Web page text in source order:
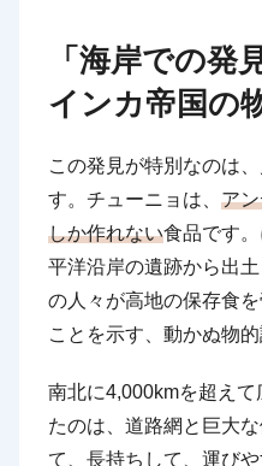
「海岸での発
インカ帝国の
この発見が特別なのは
す。チューニョは、 ア
しか作れない食品です
平洋沿岸の遺跡から出
の人々が高地の保存食
ことを示す、動かぬ物的
南北に4,000kmを超えて
たのは、道路網と巨大
て、長持ちして、運び